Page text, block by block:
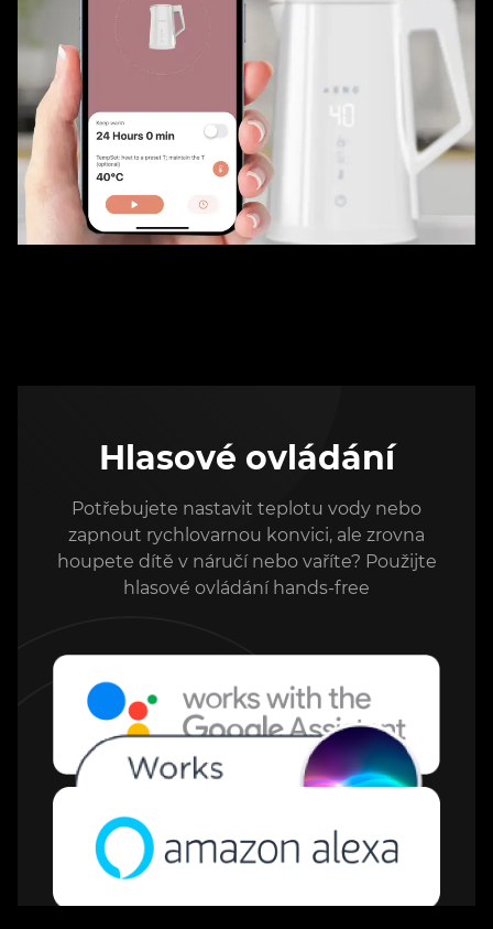
Hlasové ovládání
Potřebujete nastavit teplotu vody nebo
zapnout rychlovarnou konvici, ale zrovna
houpete dítě v náručí nebo vaříte? Použijte
hlasové ovládání hands-free